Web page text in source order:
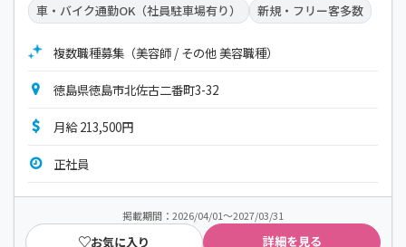
車・バイク通勤OK（社員駐車場有り）
新規・フリー客多数
複数職種募集（美容師 / その他 美容職種）
徳島県徳島市北佐古二番町3-32
月給 213,500円
正社員
掲載期間：2026/04/01～2027/03/31
お気に入り 詳細を見る